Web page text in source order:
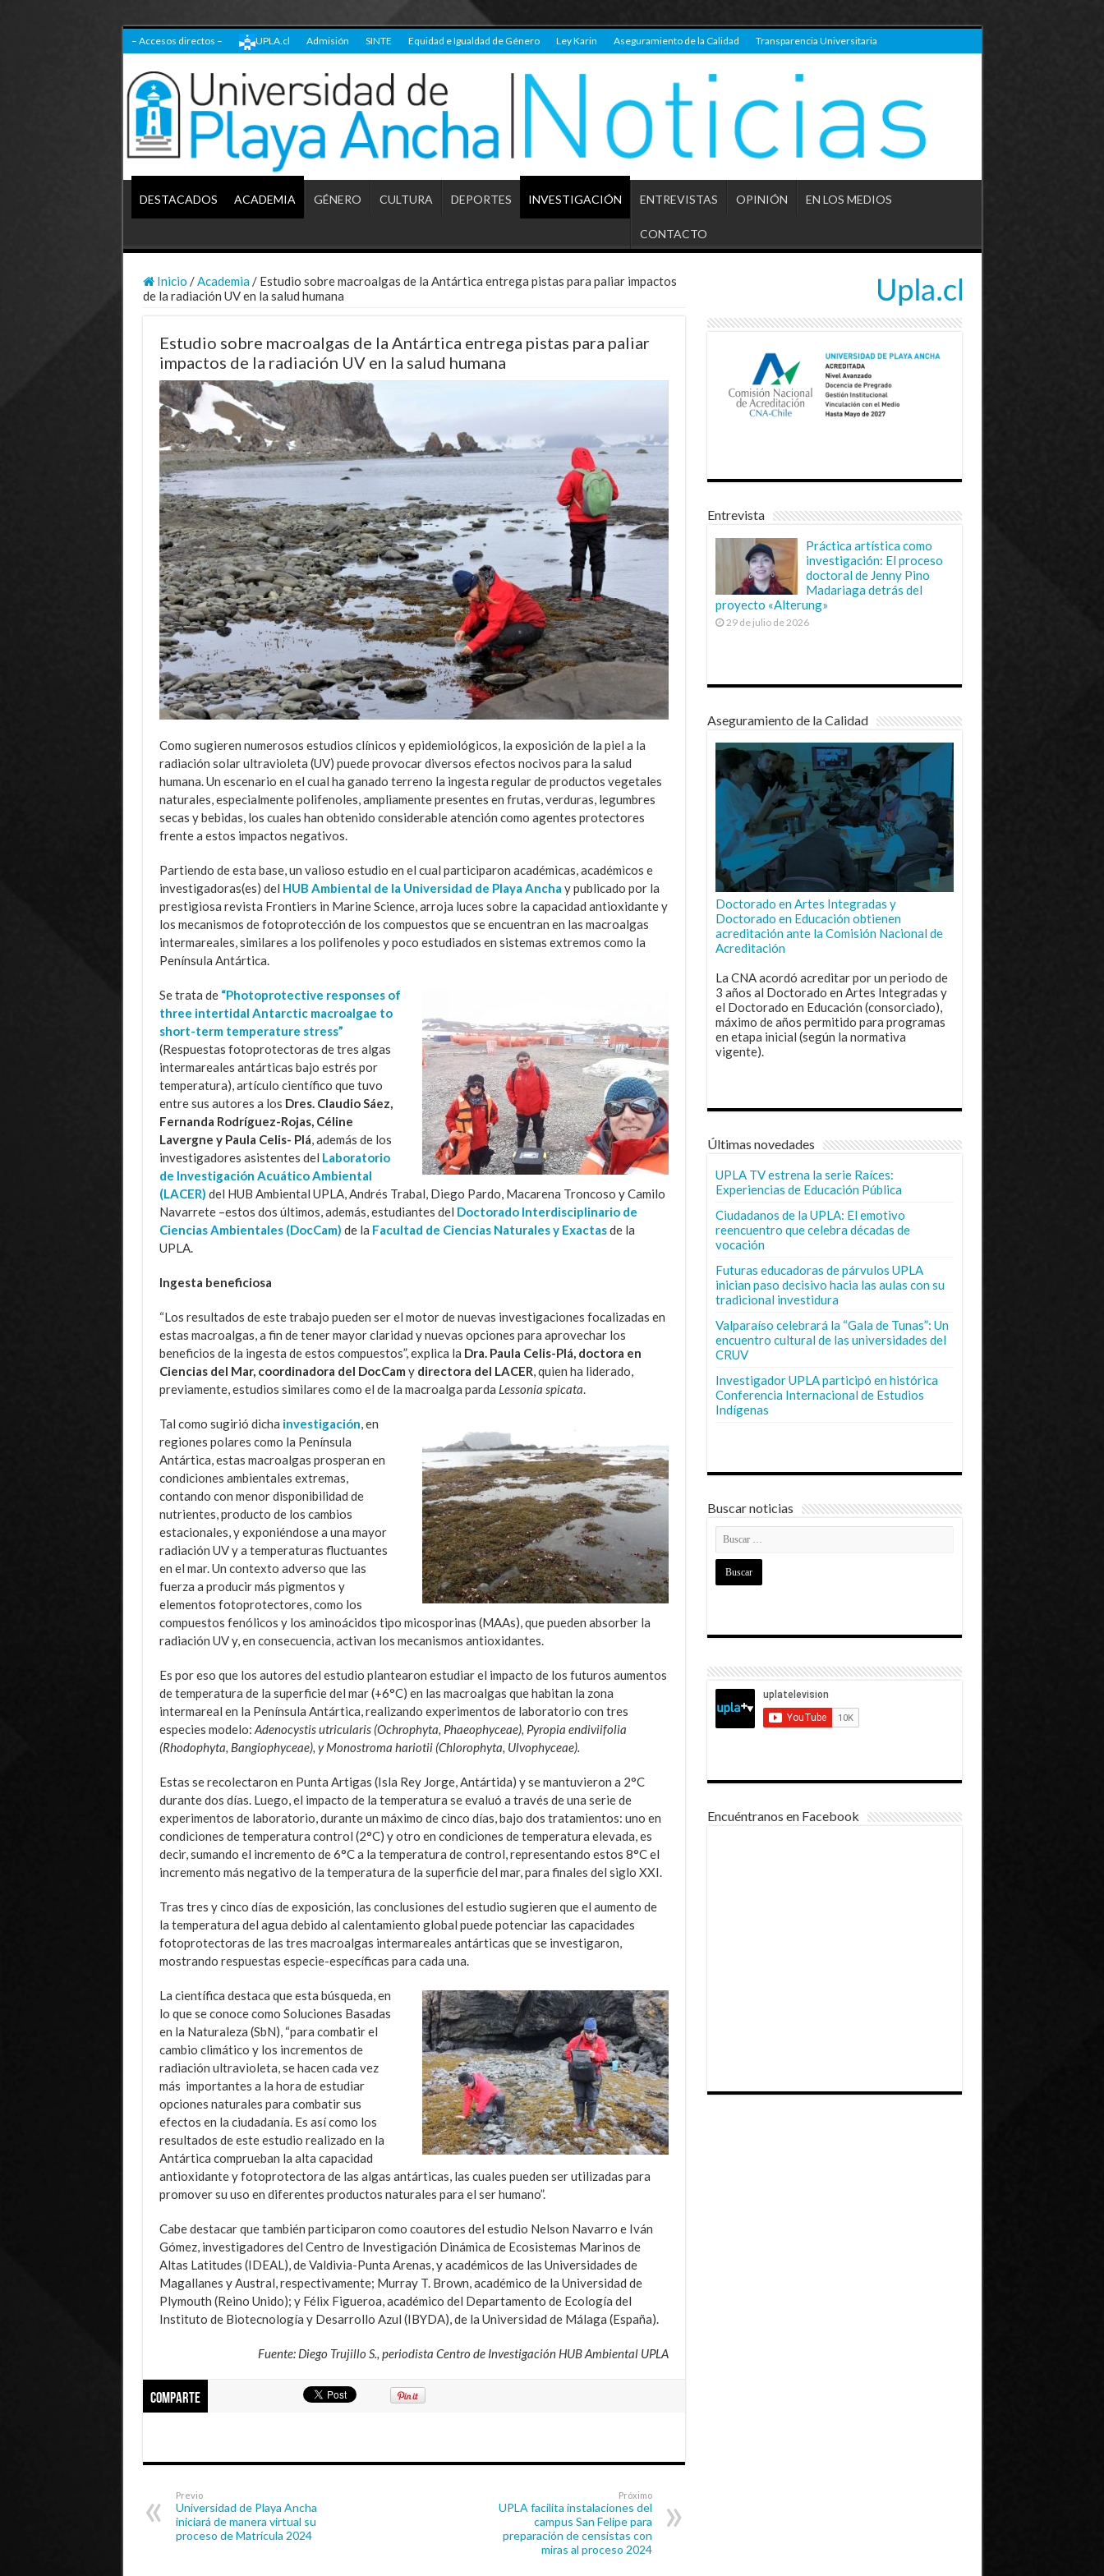
– Accesos directos – UPLA.cl Admisión SINTE Equidad e Igualdad de Género Ley Karin Aseguramiento de la Calidad Transparencia Universitaria
DESTACADOS ACADEMIA GÉNERO CULTURA DEPORTES INVESTIGACIÓN ENTREVISTAS OPINIÓN EN LOS MEDIOS
CONTACTO
Inicio / Academia / Estudio sobre macroalgas de la Antártica entrega pistas para paliar impactos
de la radiación UV en la salud humana
Estudio sobre macroalgas de la Antártica entrega pistas para paliar
impactos de la radiación UV en la salud humana
Como sugieren numerosos estudios clínicos y epidemiológicos, la exposición de la piel a la
radiación solar ultravioleta (UV) puede provocar diversos efectos nocivos para la salud
humana. Un escenario en el cual ha ganado terreno la ingesta regular de productos vegetales
naturales, especialmente polifenoles, ampliamente presentes en frutas, verduras, legumbres
secas y bebidas, los cuales han obtenido considerable atención como agentes protectores
frente a estos impactos negativos.
Partiendo de esta base, un valioso estudio en el cual participaron académicas, académicos e
investigadoras(es) del HUB Ambiental de la Universidad de Playa Ancha y publicado por la
prestigiosa revista Frontiers in Marine Science, arroja luces sobre la capacidad antioxidante y
los mecanismos de fotoprotección de los compuestos que se encuentran en las macroalgas
intermareales, similares a los polifenoles y poco estudiados en sistemas extremos como la
Península Antártica.
Se trata de“Photoprotective responses of
three intertidal Antarctic macroalgae to
short-term temperature stress”
(Respuestas fotoprotectoras de tres algas
intermareales antárticas bajo estrés por
temperatura), artículo científico que tuvo
entre sus autores a los Dres. Claudio Sáez,
Fernanda Rodríguez-Rojas, Céline
Lavergne y Paula Celis- Plá, además de los
investigadores asistentes del Laboratorio
de Investigación Acuático Ambiental
(LACER) del HUB Ambiental UPLA, Andrés Trabal, Diego Pardo, Macarena Troncoso y Camilo
Navarrete –estos dos últimos, además, estudiantes del Doctorado Interdisciplinario de
Ciencias Ambientales (DocCam) de la Facultad de Ciencias Naturales y Exactasde la
UPLA.
Ingesta beneficiosa
“Los resultados de este trabajo pueden ser el motor de nuevas investigaciones focalizadas en
estas macroalgas, a fin de tener mayor claridad y nuevas opciones para aprovechar los
beneficios de la ingesta de estos compuestos”, explica la Dra. Paula Celis-Plá, doctora en
Ciencias del Mar, coordinadora del DocCam y directora del LACER, quien ha liderado,
previamente, estudios similares como el de la macroalga parda Lessonia spicata.
Tal como sugirió dicha investigación, en
regiones polares como la Península
Antártica, estas macroalgas prosperan en
condiciones ambientales extremas,
contando con menor disponibilidad de
nutrientes, producto de los cambios
estacionales, y exponiéndose a una mayor
radiación UV y a temperaturas fluctuantes
en el mar. Un contexto adverso que las
fuerza a producir más pigmentos y
elementos fotoprotectores, como los
compuestos fenólicos y los aminoácidos tipo micosporinas (MAAs), que pueden absorber la
radiación UV y, en consecuencia, activan los mecanismos antioxidantes.
Es por eso que los autores del estudio plantearon estudiar el impacto de los futuros aumentos
de temperatura de la superficie del mar (+6°C) en las macroalgas que habitan la zona
intermareal en la Península Antártica, realizando experimentos de laboratorio con tres
especies modelo: Adenocystis utricularis (Ochrophyta, Phaeophyceae), Pyropia endiviifolia
(Rhodophyta, Bangiophyceae), y Monostroma hariotii (Chlorophyta, Ulvophyceae).
Estas se recolectaron en Punta Artigas (Isla Rey Jorge, Antártida) y se mantuvieron a 2°C
durante dos días. Luego, el impacto de la temperatura se evaluó a través de una serie de
experimentos de laboratorio, durante un máximo de cinco días, bajo dos tratamientos: uno en
condiciones de temperatura control (2°C) y otro en condiciones de temperatura elevada, es
decir, sumando el incremento de 6°C a la temperatura de control, representando estos 8°C el
incremento más negativo de la temperatura de la superficie del mar, para finales del siglo XXI.
Tras tres y cinco días de exposición, las conclusiones del estudio sugieren que el aumento de
la temperatura del agua debido al calentamiento global puede potenciar las capacidades
fotoprotectoras de las tres macroalgas intermareales antárticas que se investigaron,
mostrando respuestas especie-específicas para cada una.
La científica destaca que esta búsqueda, en
lo que se conoce como Soluciones Basadas
en la Naturaleza (SbN), “para combatir el
cambio climático y los incrementos de
radiación ultravioleta, se hacen cada vez
más importantes a la hora de estudiar
opciones naturales para combatir sus
efectos en la ciudadanía. Es así como los
resultados de este estudio realizado en la
Antártica comprueban la alta capacidad
antioxidante y fotoprotectora de las algas antárticas, las cuales pueden ser utilizadas para
promover su uso en diferentes productos naturales para el ser humano”.
Cabe destacar que también participaron como coautores del estudio Nelson Navarro e Iván
Gómez, investigadores del Centro de Investigación Dinámica de Ecosistemas Marinos de
Altas Latitudes (IDEAL), de Valdivia-Punta Arenas, y académicos de las Universidades de
Magallanes y Austral, respectivamente; Murray T. Brown, académico de la Universidad de
Plymouth (Reino Unido); y Félix Figueroa, académico del Departamento de Ecología del
Instituto de Biotecnología y Desarrollo Azul (IBYDA), de la Universidad de Málaga (España).
Fuente: Diego Trujillo S., periodista Centro de Investigación HUB Ambiental UPLA
Comparte
Previo
Universidad de Playa Ancha
iniciará de manera virtual su
proceso de Matrícula 2024
Próximo
UPLA facilita instalaciones del
campus San Felipe para
preparación de censistas con
miras al proceso 2024
Entrevista
Práctica artística como
investigación: El proceso
doctoral de Jenny Pino
Madariaga detrás del
proyecto «Alterung»
29 de julio de 2026
Aseguramiento de la Calidad
Doctorado en Artes Integradas y
Doctorado en Educación obtienen
acreditación ante la Comisión Nacional de
Acreditación
La CNA acordó acreditar por un periodo de
3 años al Doctorado en Artes Integradas y
el Doctorado en Educación (consorciado),
máximo de años permitido para programas
en etapa inicial (según la normativa
vigente).
Últimas novedades
UPLA TV estrena la serie Raíces:
Experiencias de Educación Pública
Ciudadanos de la UPLA: El emotivo
reencuentro que celebra décadas de
vocación
Futuras educadoras de párvulos UPLA
inician paso decisivo hacia las aulas con su
tradicional investidura
Valparaíso celebrará la “Gala de Tunas”: Un
encuentro cultural de las universidades del
CRUV
Investigador UPLA participó en histórica
Conferencia Internacional de Estudios
Indígenas
Buscar noticias
Encuéntranos en Facebook